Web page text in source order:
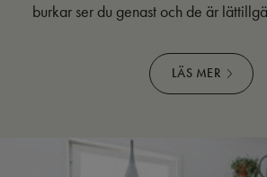
burkar ser du genast och de är
LÄS MER